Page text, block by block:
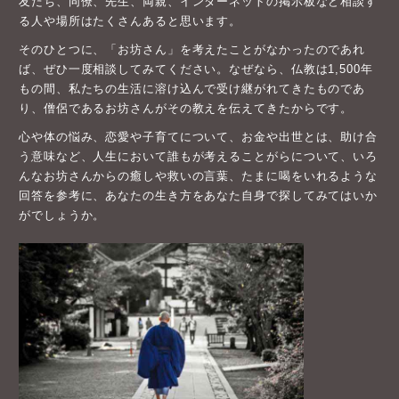
る人や場所はたくさんあると思います。
そのひとつに、「お坊さん」を考えたことがなかったのであれ
ば、ぜひ一度相談してみてください。なぜなら、仏教は1,500年
もの間、私たちの生活に溶け込んで受け継がれてきたものであ
り、僧侶であるお坊さんがその教えを伝えてきたからです。
心や体の悩み、恋愛や子育てについて、お金や出世とは、助け合
う意味など、人生において誰もが考えることがらについて、いろ
んなお坊さんからの癒しや救いの言葉、たまに喝をいれるような
回答を参考に、あなたの生き方をあなた自身で探してみてはいか
がでしょうか。